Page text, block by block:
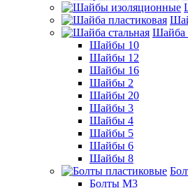
Шайба
Шайбы 10
Шайбы 12
Шайбы 16
Шайбы 2
Шайбы 20
Шайбы 3
Шайбы 4
Шайбы 5
Шайбы 6
Шайбы 8
Болты М3